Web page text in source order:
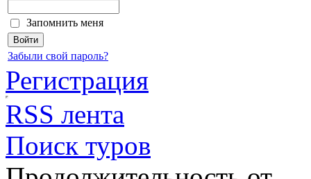
Запомнить меня
Забыли свой пароль?
Регистрация
RSS лента
Поиск туров